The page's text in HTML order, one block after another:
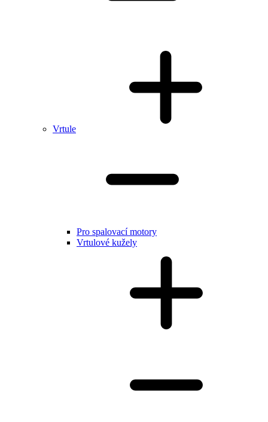
Vrtule
Pro spalovací motory
Vrtulové kužely